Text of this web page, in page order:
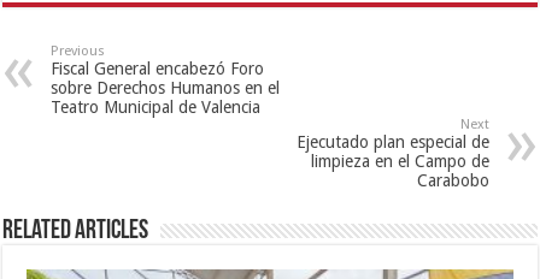
Previous
Fiscal General encabezó Foro
sobre Derechos Humanos en el
Teatro Municipal de Valencia
Next
Ejecutado plan especial de
limpieza en el Campo de
Carabobo
Related Articles